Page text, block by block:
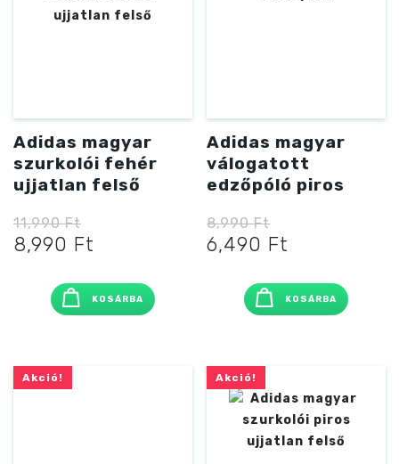
Adidas magyar
szurkolói fehér
ujjatlan felső
11,990Ft
Original
was:
11,990 Ft
8,990 Ft
is:
8,990 Ft
KOSÁRBA
Adidas magyar
válogatott
edzőpóló piros
8,990Ft
Original
was:
8,990 Ft
6,490 Ft
is:
6,490 Ft
KOSÁRBA
Akció! Akció!